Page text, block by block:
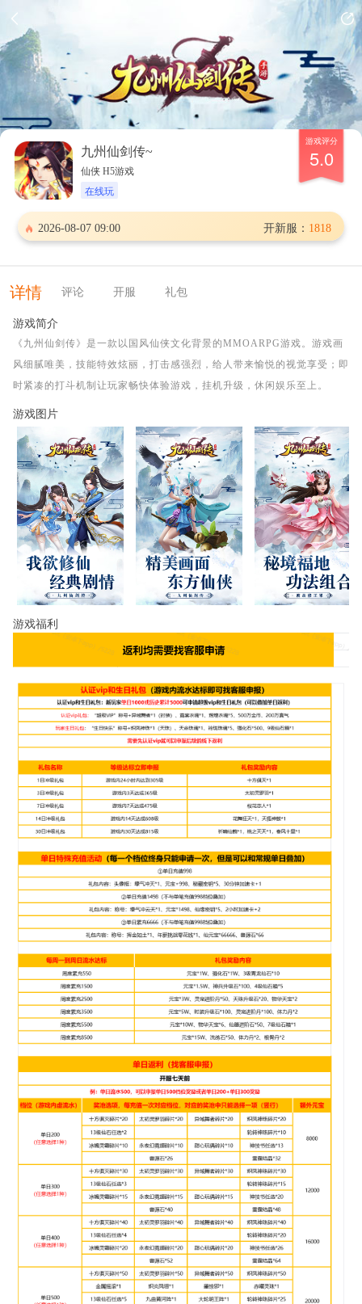
九州仙剑传~
仙侠 H5游戏
在线玩
游戏评分
5.0
2026-08-07 09:00 开新服： 1818
详情 评论 开服 礼包
游戏简介
《九州仙剑传》是一款以国风仙侠文化背景的MMOARPG游戏。游戏画
风细腻唯美，技能特效炫丽，打击感强烈，给人带来愉悦的视觉享受；即
时紧凑的打斗机制让玩家畅快体验游戏，挂机升级，休闲娱乐至上。
游戏图片
游戏福利